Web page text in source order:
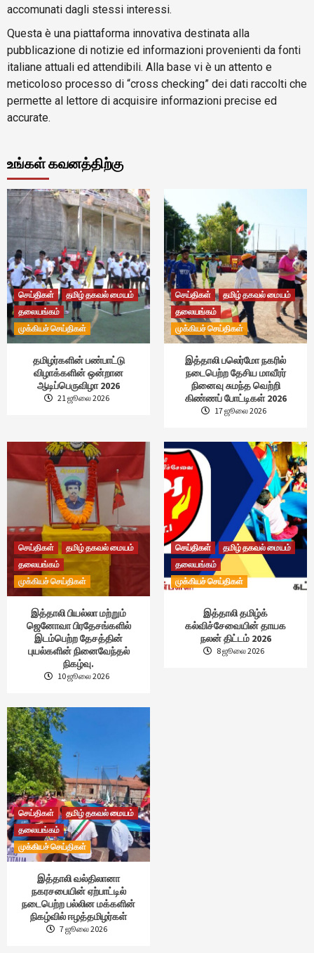
accomunati dagli stessi interessi.
Questa è una piattaforma innovativa destinata alla
pubblicazione di notizie ed informazioni provenienti da fonti
italiane attuali ed attendibili. Alla base vi è un attento e
meticoloso processo di “cross checking” dei dati raccolti che
permette al lettore di acquisire informazioni precise ed
accurate.
உங்கள் கவனத்திற்கு
செய்திகள்
தமிழ் தகவல் மையம்
தலையங்கம்
முக்கியச் செய்திகள்
தமிழர்களின் பண்பாட்டு
விழாக்களின் ஒன்றான
ஆடிப்பெருவிழா 2026
21 ஜூலை 2026
செய்திகள்
தமிழ் தகவல் மையம்
தலையங்கம்
முக்கியச் செய்திகள்
இத்தாலி பலெர்மோ நகரில்
நடைபெற்ற தேசிய மாவீரர்
நினைவு சுமந்த வெற்றி
கிண்ணப் போட்டிகள் 2026
17 ஜூலை 2026
செய்திகள்
தமிழ் தகவல் மையம்
தலையங்கம்
முக்கியச் செய்திகள்
இத்தாலி பியல்லா மற்றும்
ஜெனோவா பிரதேசங்களில்
இடம்பெற்ற தேசத்தின்
புயல்களின் நினைவேந்தல்
நிகழ்வு.
10 ஜூலை 2026
செய்திகள்
தமிழ் தகவல் மையம்
தலையங்கம்
முக்கியச் செய்திகள்
இத்தாலி தமிழ்க்
கல்விச்சேவையின் தாயக
நலன் திட்டம் 2026
8 ஜூலை 2026
செய்திகள்
தமிழ் தகவல் மையம்
தலையங்கம்
முக்கியச் செய்திகள்
இத்தாலி வல்திலானா
நகரசபையின் ஏற்பாட்டில்
நடைபெற்ற பல்லின மக்களின்
நிகழ்வில் ஈழத்தமிழர்கள்
7 ஜூலை 2026